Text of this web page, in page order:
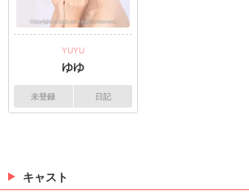
いいね！もお願いします❤
YUYU
ゆゆ
未登録 日記
キャスト